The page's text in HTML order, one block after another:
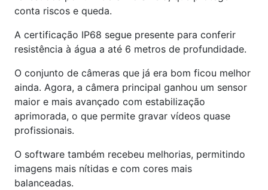
conta riscos e queda.
A certificação IP68 segue presente para conferir
resistência à água a até 6 metros de profundidade.
O conjunto de câmeras que já era bom ficou melhor
ainda. Agora, a câmera principal ganhou um sensor
maior e mais avançado com estabilização
aprimorada, o que permite gravar vídeos quase
profissionais.
O software também recebeu melhorias, permitindo
imagens mais nítidas e com cores mais
balanceadas.